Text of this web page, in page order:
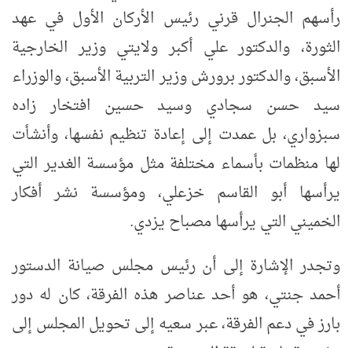
رأسهم الجنرال قرني رئيس الأركان الأول في عهد
الثورة، والدكتور علي أكبر ولايتي وزير الخارجية
الأسبق، والدكتور برورش وزير التربية الأسبق، والوزراء
سيد حسن سجادي وسيد حسين افتخار زاده
سبزواري، بل عمدت إلى إعادة تنظيم نفسها، وأنشأت
لها منظمات بأسماء مختلفة مثل مؤسسة الغدير التي
يرأسها أبو القاسم خزعلي، ومؤسسة نشر أفكار
الخميني التي يرأسها مصباح يزدي.
وتجدر الإشارة إلى أن رئيس مجلس صيانة الدستور
أحمد جنتي، هو أحد عناصر هذه الفرقة، كان له دور
بارز في دعم الفرقة، عبر سعيه إلى تحويل المجلس إلى